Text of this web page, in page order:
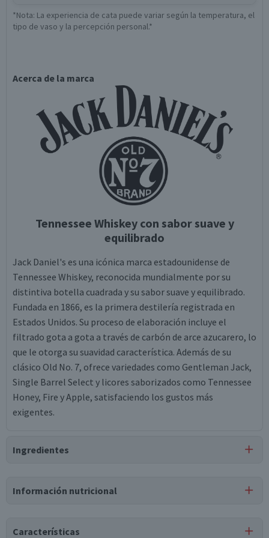
*Nota: La experiencia de cata puede variar según la temperatura, el
tipo de vaso y la percepción personal.*
Acerca de la marca
Tennessee Whiskey con sabor suave y
equilibrado
Jack Daniel's es una icónica marca estadounidense de
Tennessee Whiskey, reconocida mundialmente por su
distintiva botella cuadrada y su sabor suave y equilibrado.
Fundada en 1866, es la primera destilería registrada en
Estados Unidos. Su proceso de elaboración incluye el
filtrado gota a gota a través de carbón de arce azucarero, lo
que le otorga su suavidad característica. Además de su
clásico Old No. 7, ofrece variedades como Gentleman Jack,
Single Barrel Select y licores saborizados como Tennessee
Honey, Fire y Apple, satisfaciendo los gustos más
exigentes.
Ingredientes
Información nutricional
Tabla nutricional
Características